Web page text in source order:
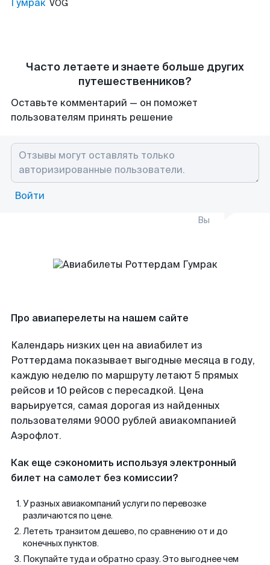
Гумрак VOG
Часто летаете и знаете больше других
путешественников?
Оставьте комментарий — он поможет
пользователям принять решение
Войти
Вы
Про авиаперелеты на нашем сайте
Календарь низких цен на авиабилет из
Роттердама показывает выгодные месяца в году,
каждую неделю по маршруту летают 5 прямых
рейсов и 10 рейсов с пересадкой. Цена
варьируется, самая дорогая из найденных
пользователями 9000 рублей авиакомпанией
Аэрофлот.
Как еще сэкономить используя электронный
билет на самолет без комиссии?
У разных авиакомпаний услуги по перевозке
различаются по цене.
Лететь транзитом дешево, по сравнению от и до
конечных пунктов.
Покупайте туда и обратно сразу. Это выгоднее чем